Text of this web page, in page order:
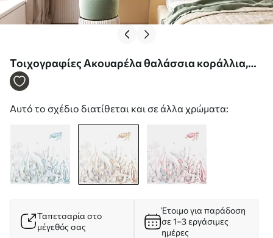
Τοιχογραφίες Ακουαρέλα θαλάσσια κοράλλια,
κοχύλια, χελώνα, θαλάσσια ζωή, απαλά μπεζ
Αυτό το σχέδιο διατίθεται και σε άλλα χρώματα:
Ταπετσαρία στο
μέγεθός σας
Έτοιμο για παράδοση
σε 1–3 εργάσιμες
ημέρες